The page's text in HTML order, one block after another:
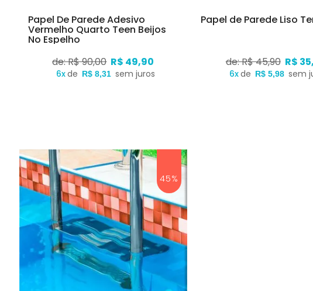
Papel De Parede Adesivo
Vermelho Quarto Teen Beijos
No Espelho
de: R$ 90,00 R$ 49,90
6xde R$ 8,31 sem juros
Papel de Parede Liso
de: R$ 45,90 R$
6xde R$ 5,98 sem
45%